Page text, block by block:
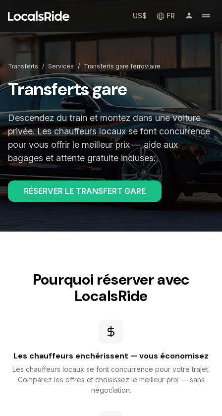
US$ FR
Transferts / Services / Transferts gare ferroviaire
Transferts gare
Descendez du train et montez dans une voiture
privée. Les chauffeurs locaux se font concurrence
pour vous offrir le meilleur prix — aide aux
bagages et attente gratuite incluses.
RÉSERVER LE TRANSFERT GARE
Pourquoi réserver avec
LocalsRide
Les chauffeurs enchérissent — vous économisez
Les chauffeurs locaux se font concurrence pour votre trajet.
Comparez les offres et choisissez le meilleur prix — sans
négociation.